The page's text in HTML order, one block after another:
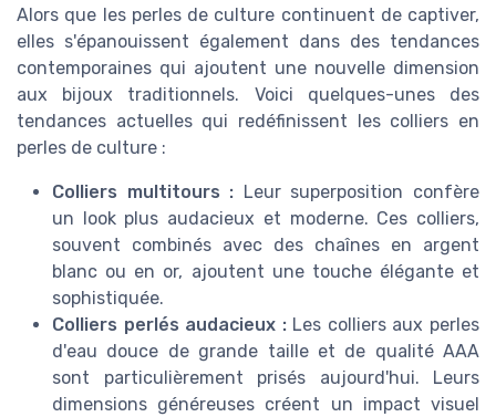
Alors que les perles de culture continuent de captiver,
elles s'épanouissent également dans des tendances
contemporaines qui ajoutent une nouvelle dimension
aux bijoux traditionnels. Voici quelques-unes des
tendances actuelles qui redéfinissent les colliers en
perles de culture :
Colliers multitours : Leur superposition confère
un look plus audacieux et moderne. Ces colliers,
souvent combinés avec des chaînes en argent
blanc ou en or, ajoutent une touche élégante et
sophistiquée.
Colliers perlés audacieux :Les colliers aux perles
d'eau douce de grande taille et de qualité AAA
sont particulièrement prisés aujourd'hui. Leurs
dimensions généreuses créent un impact visuel